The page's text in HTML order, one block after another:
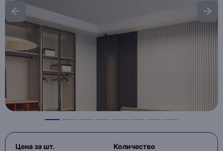
Цена за шт. Количество